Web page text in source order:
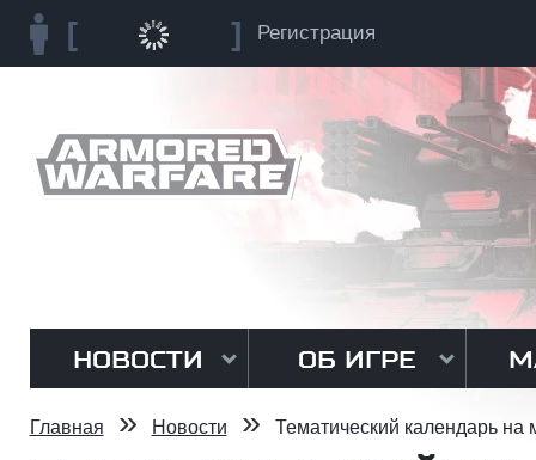
Регистрация
НОВОСТИ ОБ ИГРЕ
Главная » Новости » Тематический календарь на